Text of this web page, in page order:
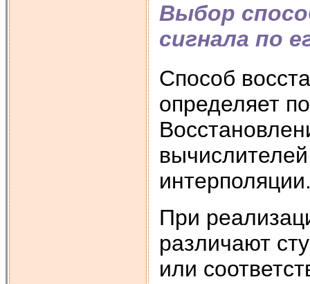
Выбор
сигнала по
Способ
определяет
При
различают
или